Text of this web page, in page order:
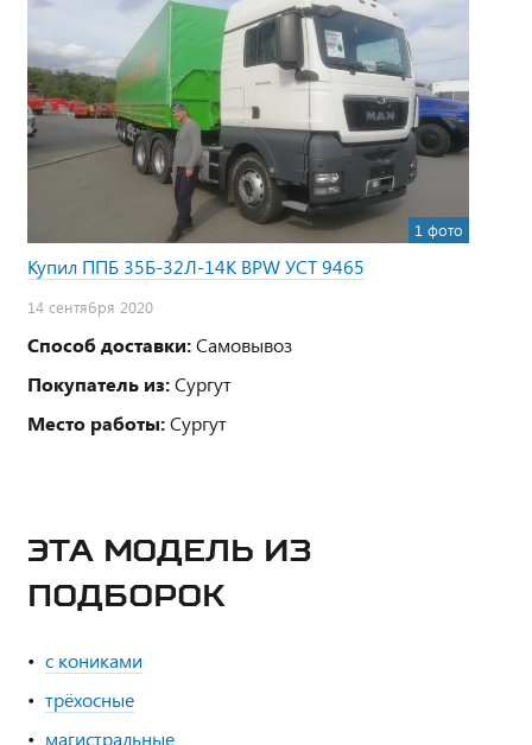
1 фото
Купил ППБ 35Б-32Л-14К BPW УСТ 9465
14 сентября 2020
Способ доставки:Самовывоз
Покупатель из:Сургут
Место работы:Сургут
ЭТА МОДЕЛЬ ИЗ
ПОДБОРОК
с кониками
трёхосные
магистральные